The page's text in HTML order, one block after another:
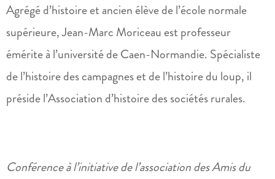
Agrégé d’histoire et ancien élève de l’école normale
supérieure, Jean-Marc Moriceau est professeur
émérite à l’université de Caen-Normandie. Spécialiste
de l’histoire des campagnes et de l’histoire du loup, il
préside l’Association d’histoire des sociétés rurales.
Conférence à l’initiative de l’association des Amis du